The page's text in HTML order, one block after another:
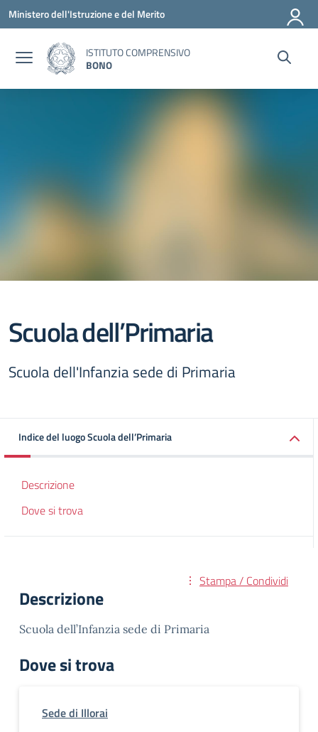
Vai ai contenuti
Vai al menu di navigazione
Vai al footer
Ministero dell'Istruzione e del Merito
ISTITUTO COMPRENSIVO
BONO
Scuola dell’Primaria
Scuola dell'Infanzia sede di Primaria
Indice del luogo Scuola dell’Primaria
Descrizione
Dove si trova
Stampa / Condividi
Descrizione
Scuola dell’Infanzia sede di Primaria
Dove si trova
Sede di Illorai